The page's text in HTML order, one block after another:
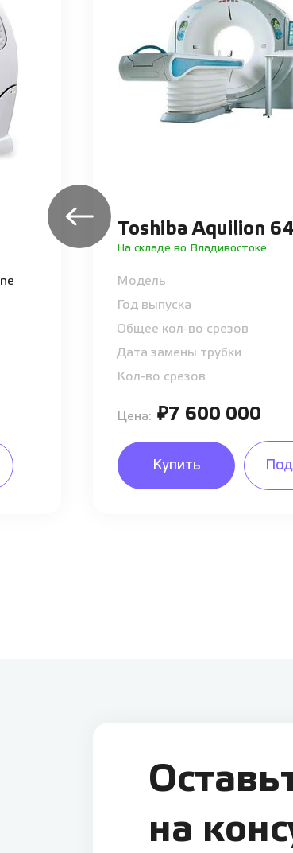
Toshiba Aquilion 64
На складе во Владивостоке
Модель
Год выпуска
Общее кол-во срезов
Дата замены трубки
Кол-во срезов
Цена: ₽7 600 000
Купить
на